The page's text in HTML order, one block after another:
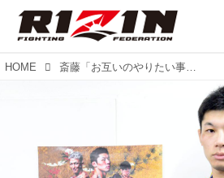
HOME 斎藤「お互いのやりたい事をどういう風に出来るか」Yogibo presents RIZIN.33 公開練習